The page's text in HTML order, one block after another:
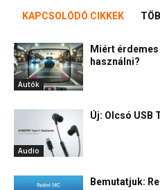
KAPCSOLÓDÓ CIKKEK
Autók
Miért
használni?
Audio
Új: Olcsó USB
Bemutatjuk: